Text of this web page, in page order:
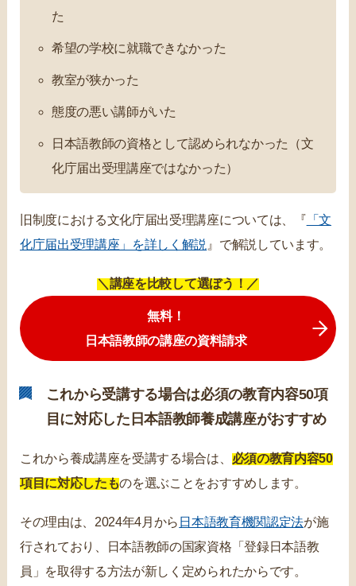
た
希望の学校に就職できなかった
教室が狭かった
態度の悪い講師がいた
日本語教師の資格として認められなかった（文
化庁届出受理講座ではなかった）
旧制度における文化庁届出受理講座については、『 「文
化庁届出受理講座」を詳しく解説 』で解説しています。
＼講座を比較して選ぼう！／
無料！
日本語教師の講座の資料請求
これから受講する場合は必須の教育内容50項
目に対応した日本語教師養成講座がおすすめ
これから養成講座を受講する場合は、 必須の教育内容50
項目に対応したものを選ぶことをおすすめします。
その理由は、2024年4月から 日本語教育機関認定法が施
行されており、日本語教師の国家資格「登録日本語教
員」を取得する方法が新しく定められたからです。